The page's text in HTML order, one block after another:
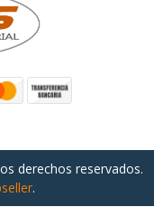
derechos reservados.
.